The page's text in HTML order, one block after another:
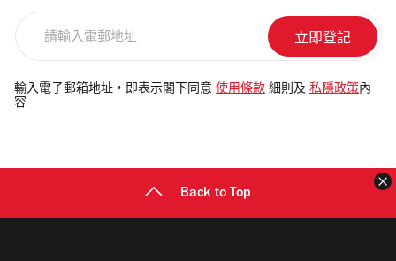
電
郵
輸入電子郵箱地址，即表示閣下同意 使用條款 細則及 私隱政策 內
容
Back to Top